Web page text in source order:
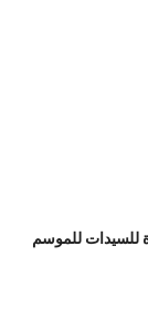
للسيدات للموسم